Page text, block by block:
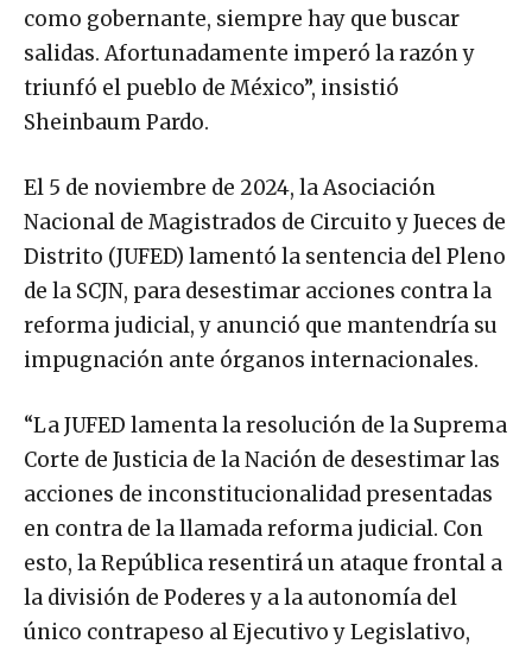
como gobernante, siempre hay que buscar
salidas. Afortunadamente imperó la razón y
triunfó el pueblo de México”, insistió
Sheinbaum Pardo.
El 5 de noviembre de 2024, la Asociación
Nacional de Magistrados de Circuito y Jueces de
Distrito (JUFED) lamentó la sentencia del Pleno
de la SCJN, para desestimar acciones contra la
reforma judicial, y anunció que mantendría su
impugnación ante órganos internacionales.
“La JUFED lamenta la resolución de la Suprema
Corte de Justicia de la Nación de desestimar las
acciones de inconstitucionalidad presentadas
en contra de la llamada reforma judicial. Con
esto, la República resentirá un ataque frontal a
la división de Poderes y a la autonomía del
único contrapeso al Ejecutivo y Legislativo,